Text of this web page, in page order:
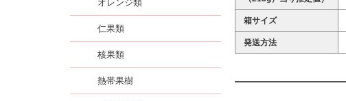
箱サイズ
発送方法
オレンジ類
仁果類
核果類
熱帯果樹